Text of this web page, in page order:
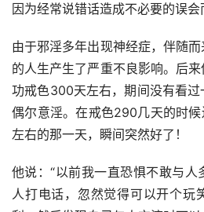
因为经常说错话造成不必要的误会
由于邪淫多年出现神经症，伴随
的人生产生了严重不良影响。后
功戒色300天左右，期间没有看过
偶尔意淫。在戒色290几天的时
左右的那一天，瞬间突然好了！
他说：“以前我一直恐惧不敢与
人打电话，忽然觉得可以开个玩